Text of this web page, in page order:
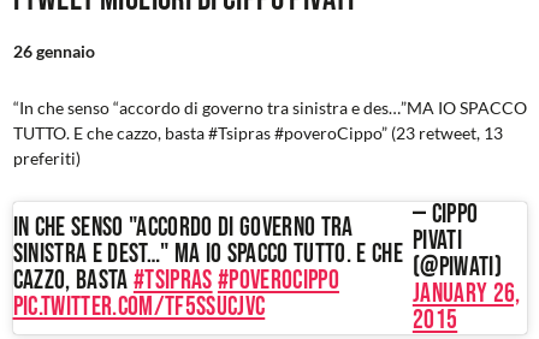
26 gennaio
“In che senso “accordo di governo tra sinistra e des…”MA IO SPACCO
TUTTO. E che cazzo, basta #Tsipras #poveroCippo” (23 retweet, 13
preferiti)
In che senso "accordo di governo tra
sinistra e dest…" MA IO SPACCO TUTTO. E che
cazzo, basta#Tsipras#poveroCippo
pic.twitter.com/tf5ssuCJvC
— Cippo
Pivati
(@piwati)
January 26,
2015